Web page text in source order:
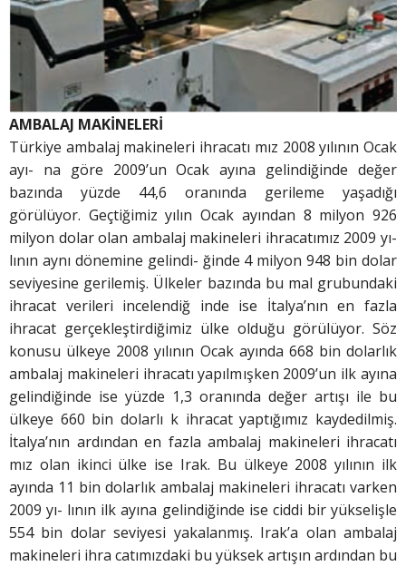
AMBALAJ MAKİNELERİ
Türkiye ambalaj makineleri ihracatı mız 2008 yılının Ocak
ayı- na göre 2009’un Ocak ayına gelindiğinde değer
bazında yüzde 44,6 oranında gerileme yaşadığı
görülüyor. Geçtiğimiz yılın Ocak ayından 8 milyon 926
milyon dolar olan ambalaj makineleri ihracatımız 2009 yı-
lının aynı dönemine gelindi- ğinde 4 milyon 948 bin dolar
seviyesine gerilemiş. Ülkeler bazında bu mal grubundaki
ihracat verileri incelendiğ inde ise İtalya’nın en fazla
ihracat gerçekleştirdiğimiz ülke olduğu görülüyor. Söz
konusu ülkeye 2008 yılının Ocak ayında 668 bin dolarlık
ambalaj makineleri ihracatı yapılmışken 2009’un ilk ayına
gelindiğinde ise yüzde 1,3 oranında değer artışı ile bu
ülkeye 660 bin dolarlı k ihracat yaptığımız kaydedilmiş.
İtalya’nın ardından en fazla ambalaj makineleri ihracatı
mız olan ikinci ülke ise Irak. Bu ülkeye 2008 yılının ilk
ayında 11 bin dolarlık ambalaj makineleri ihracatı varken
2009 yı- lının ilk ayına gelindiğinde ise ciddi bir yükselişle
554 bin dolar seviyesi yakalanmış. Irak’a olan ambalaj
makineleri ihra catımızdaki bu yüksek artışın ardından bu